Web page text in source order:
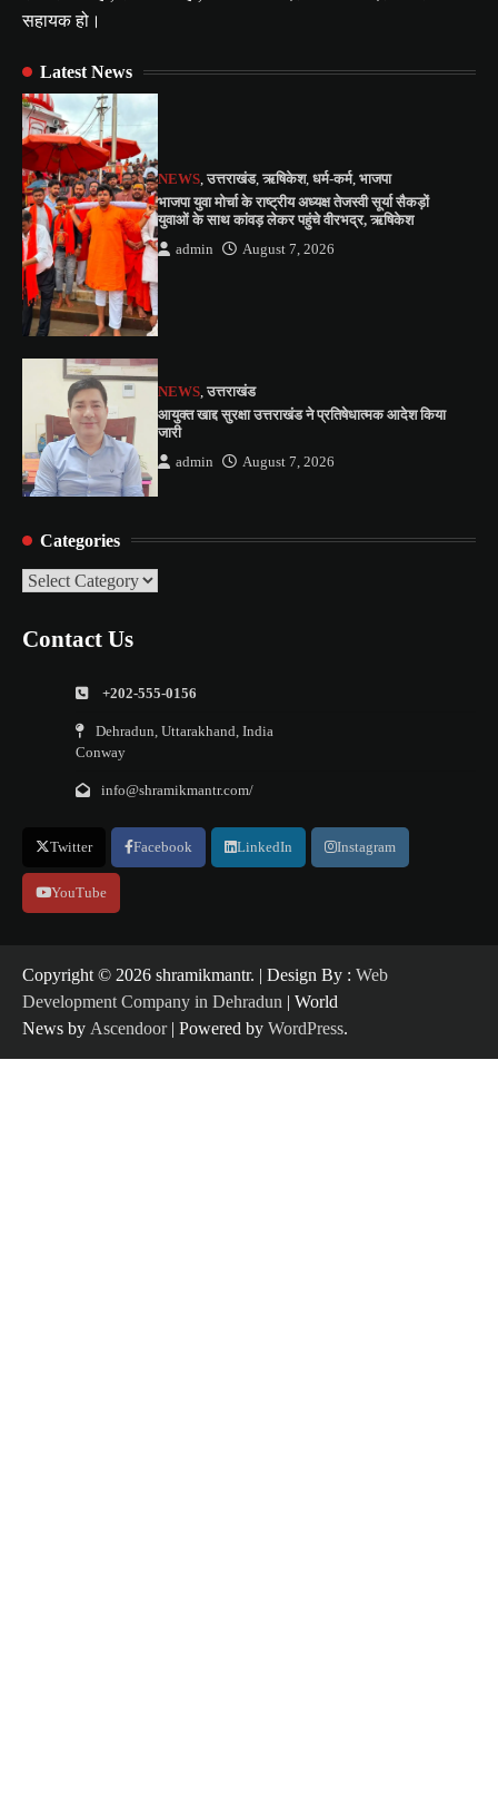
सहायक हो।
Latest News
NEWS,उत्तराखंड,ऋषिकेश,धर्म-कर्म,भाजपा
भाजपा युवा मोर्चा के राष्ट्रीय अध्यक्ष तेजस्वी सूर्या सैकड़ों
युवाओं के साथ कांवड़ लेकर पहुंचे वीरभद्र, ऋषिकेश
admin August 7, 2026
NEWS ,उत्तराखंड
आयुक्त खाद्द सुरक्षा उत्तराखंड ने प्रतिषेधात्मक आदेश किया
जारी
admin August 7, 2026
Categories
Categories
Contact Us
+202-555-0156
Dehradun, Uttarakhand, India
Conway
info@shramikmantr.com/
Twitter Facebook LinkedIn Instagram
YouTube
Copyright ©️ 2026 shramikmantr. | Design By : Web
Development Company in Dehradun | World
News by Ascendoor| Powered by WordPress.